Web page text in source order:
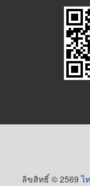
ลิขสิทธิ์ © 2569ไ